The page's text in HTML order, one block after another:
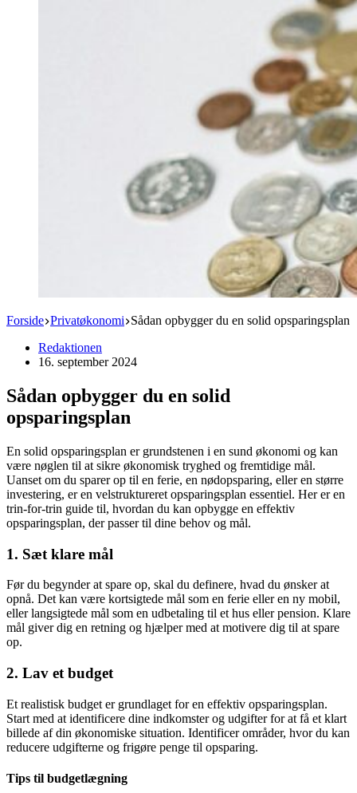
Forside Privatøkonomi Sådan opbygger du en solid opsparingsplan
Redaktionen
16. september 2024
Sådan opbygger du en solid
opsparingsplan
En solid opsparingsplan er grundstenen i en sund økonomi og kan
være nøglen til at sikre økonomisk tryghed og fremtidige mål.
Uanset om du sparer op til en ferie, en nødopsparing, eller en større
investering, er en velstruktureret opsparingsplan essentiel. Her er en
trin-for-trin guide til, hvordan du kan opbygge en effektiv
opsparingsplan, der passer til dine behov og mål.
1. Sæt klare mål
Før du begynder at spare op, skal du definere, hvad du ønsker at
opnå. Det kan være kortsigtede mål som en ferie eller en ny mobil,
eller langsigtede mål som en udbetaling til et hus eller pension. Klare
mål giver dig en retning og hjælper med at motivere dig til at spare
op.
2. Lav et budget
Et realistisk budget er grundlaget for en effektiv opsparingsplan.
Start med at identificere dine indkomster og udgifter for at få et klart
billede af din økonomiske situation. Identificer områder, hvor du kan
reducere udgifterne og frigøre penge til opsparing.
Tips til budgetlægning